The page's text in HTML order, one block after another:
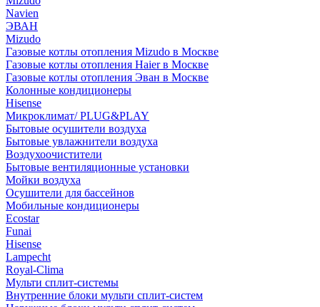
Navien
ЭВАН
Mizudo
Газовые котлы отопления Mizudo в Москве
Газовые котлы отопления Haier в Москве
Газовые котлы отопления Эван в Москве
Колонные кондиционеры
Hisense
Микроклимат/ PLUG&PLAY
Бытовые осушители воздуха
Бытовые увлажнители воздуха
Воздухоочистители
Бытовые вентиляционные установки
Мойки воздуха
Осушители для бассейнов
Мобильные кондиционеры
Ecostar
Funai
Hisense
Lampecht
Royal-Clima
Мульти сплит-системы
Внутренние блоки мульти сплит-систем